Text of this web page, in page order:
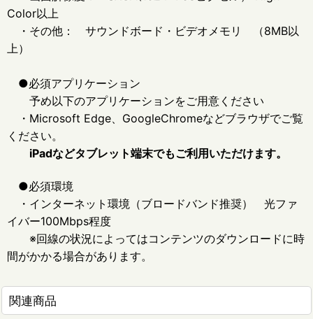
Color以上
・その他： サウンドボード・ビデオメモリ （8MB以
上）
●必須アプリケーション
予め以下のアプリケーションをご用意ください
・Microsoft Edge、GoogleChromeなどブラウザでご覧
ください。
iPadなどタブレット端末でもご利用いただけます。
●必須環境
・インターネット環境（ブロードバンド推奨） 光ファ
イバー100Mbps程度
※回線の状況によってはコンテンツのダウンロードに時
間がかかる場合があります。
関連商品